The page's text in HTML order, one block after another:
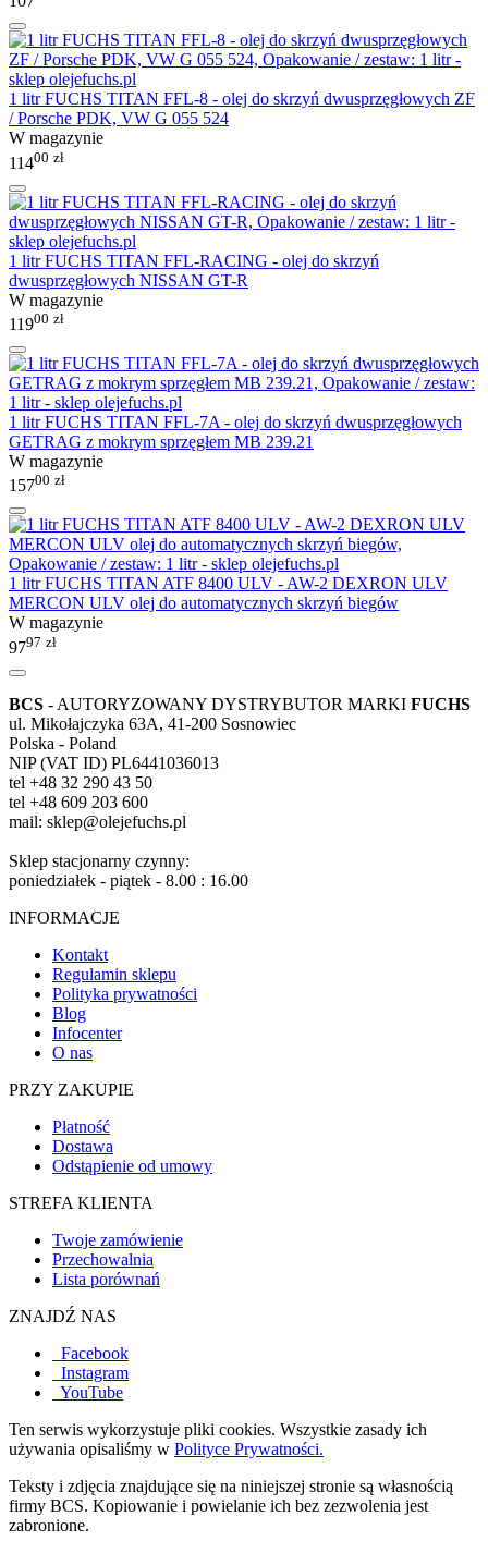
1 litr FUCHS TITAN FFL-8 - olej do skrzyń dwusprzęgłowych ZF
/ Porsche PDK, VW G 055 524
W magazynie
11400 zł
1 litr FUCHS TITAN FFL-RACING - olej do skrzyń
dwusprzęgłowych NISSAN GT-R
W magazynie
11900 zł
1 litr FUCHS TITAN FFL-7A - olej do skrzyń dwusprzęgłowych
GETRAG z mokrym sprzęgłem MB 239.21
W magazynie
15700 zł
1 litr FUCHS TITAN ATF 8400 ULV - AW-2 DEXRON ULV
MERCON ULV olej do automatycznych skrzyń biegów
W magazynie
9797 zł
BCS - AUTORYZOWANY DYSTRYBUTOR MARKI FUCHS
ul. Mikołajczyka 63A, 41-200 Sosnowiec
Polska - Poland
NIP (VAT ID) PL6441036013
tel +48 32 290 43 50
tel +48 609 203 600
mail: sklep@olejefuchs.pl
Sklep stacjonarny czynny:
poniedziałek - piątek - 8.00 : 16.00
INFORMACJE
Kontakt
Regulamin sklepu
Polityka prywatności
Blog
Infocenter
O nas
PRZY ZAKUPIE
Płatność
Dostawa
Odstąpienie od umowy
STREFA KLIENTA
Twoje zamówienie
Przechowalnia
Lista porównań
ZNAJDŹ NAS
Facebook
Instagram
YouTube
Ten serwis wykorzystuje pliki cookies. Wszystkie zasady ich
używania opisaliśmy w Polityce Prywatności.
Teksty i zdjęcia znajdujące się na niniejszej stronie są własnością
firmy BCS. Kopiowanie i powielanie ich bez zezwolenia jest
zabronione.